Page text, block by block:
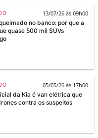
13/07/26 às 09h00
no banco: por que a
quase 500 mil SUVs
05/05/26 às 17h00
da Kia é van elétrica que
contra os suspeitos